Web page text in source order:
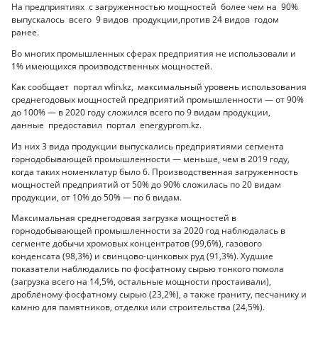
На предприятиях с загруженностью мощностей более чем на 90%
выпускалось всего 9 видов продукции,против 24 видов годом
ранее.
Во многих промышленных сферах предприятия не использовали и
1% имеющихся производственных мощностей.
Как сообщает портал wfin.kz, максимальный уровень использования
среднегодовых мощностей предприятий промышленности — от 90%
до 100% — в 2020 году сложился всего по 9 видам продукции,
данные предоставил портал energyprom.kz.
Из них 3 вида продукции выпускались предприятиями сегмента
горнодобывающей промышленности — меньше, чем в 2019 году,
когда таких номенклатур было 6. Производственная загруженность
мощностей предприятий от 50% до 90% сложилась по 20 видам
продукции, от 10% до 50% — по 6 видам.
Максимальная среднегодовая загрузка мощностей в
горнодобывающей промышленности за 2020 год наблюдалась в
сегменте добычи хромовых концентратов (99,6%), газового
конденсата (98,3%) и свинцово-цинковых руд (91,3%). Худшие
показатели наблюдались по фосфатному сырью тонкого помола
(загрузка всего на 14,5%, остальные мощности простаивали),
дроблёному фосфатному сырью (23,2%), а также граниту, песчанику и
камню для памятников, отделки или строительства (24,5%).